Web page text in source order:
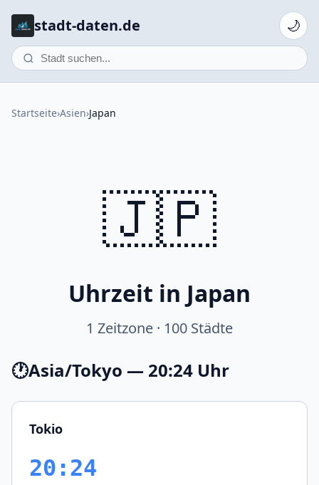
stadt-daten.de 🌙
Startseite›Asien›Japan
🇯🇵
Uhrzeit in Japan
1 Zeitzone · 100 Städte
🕐Asia/Tokyo — 20:24 Uhr
Tokio
20:24